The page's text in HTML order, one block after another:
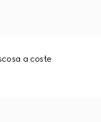
a coste